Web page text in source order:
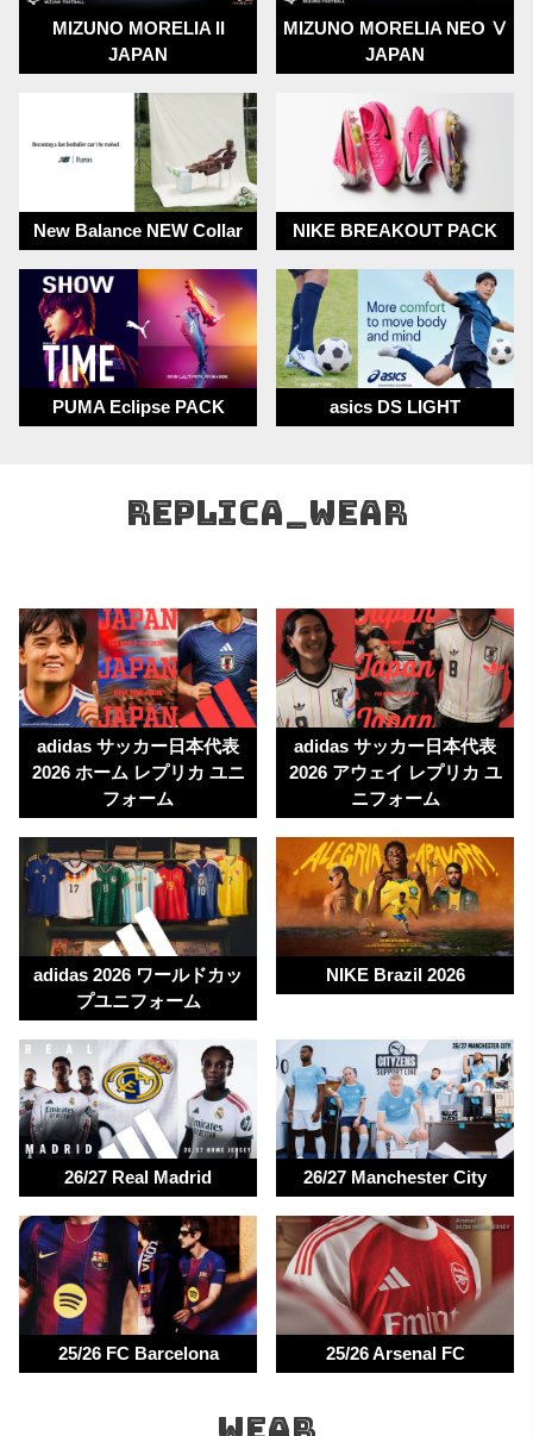
2025.12.29
NIKE THE ATTACK PACK 12月29日発売開始!!
12月29日10:00より
MIZUNO ALPHA Pulse Black PACK発売開始!!
※店頭では12月19日より発売開始
2025.12.03
MIZUNO BRIGHT GOLD PACK 12月5日発売開始!!
2025.11.29
クッションサポーター「181Keepers」大好評発売中!!
2025.11.24
PUMA UNLEASHED PACK情報解禁！！ 12月4日発売開始
2025.11.06
adidas サッカー日本代表 2026 ホーム レプリカ ユニフォ
ーム発売中!!
2025.10.19
- 【お得情報】adidas RADIANT BLAZE PACK が特別プラ
イスに!!
2025.10.6
Newbalance 25FW NEWカラーが10月15日より発売開始!!
2025.10.03
2025年10月3日17：00よりmolten 2026年ワールドカップ
公式試合球【TRIONDA トリオンダ】発売開始!!
2024.2.14
MIZUNO大人気モナルシーダネオシリーズがリニューア
ル!!2月22日発売!!予約受付中!!
2023.9.15
モレリアNEO Ⅳ 新色ブラック 9月15日発売開始
2023.7.11
変わりすぎない、でも進化を続けていく。素足感覚をさら
に研ぎ澄ませたモレリアネオ第4世代モデル。 7月14日発売
2019.05.11
オプション加工をした商品は返品・サイズ交換等お受付できません
ので御注意下さい。
MIZUNO MORELIA II
JAPAN
MIZUNO MORELIA NEO Ⅴ
JAPAN
New Balance NEW Collar NIKE BREAKOUT PACK
PUMA Eclipse PACK asics DS LIGHT
REPLICA_WEAR
adidas サッカー日本代表
2026 ホーム レプリカ ユニ
フォーム
adidas サッカー日本代表
2026 アウェイ レプリカ ユ
ニフォーム
adidas 2026 ワールドカッ
プユニフォーム
NIKE Brazil 2026
26/27 Real Madrid 26/27 Manchester City
25/26 FC Barcelona 25/26 Arsenal FC